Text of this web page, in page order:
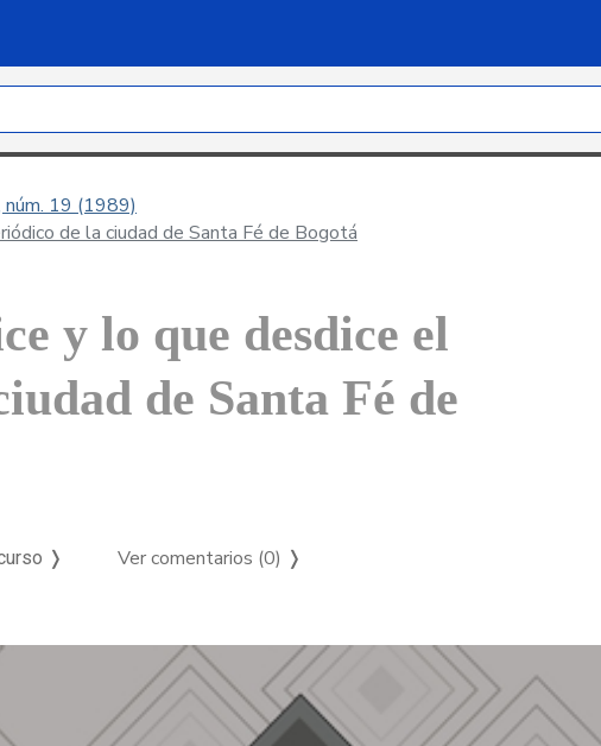
19 (1989)
de la ciudad de Santa Fé de Bogotá
y lo que desdice el
de Santa Fé de
❭ Ver comentarios (0) ❭